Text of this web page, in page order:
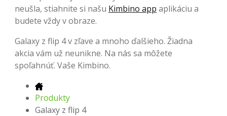
neušla, stiahnite si našu Kimbino app aplikáciu a
budete vždy v obraze.
Galaxy z flip 4 v zľave a mnoho ďalšieho. Žiadna
akcia vám už neunikne. Na nás sa môžete
spoľahnúť. Vaše Kimbino.
Produkty
Galaxy z flip 4